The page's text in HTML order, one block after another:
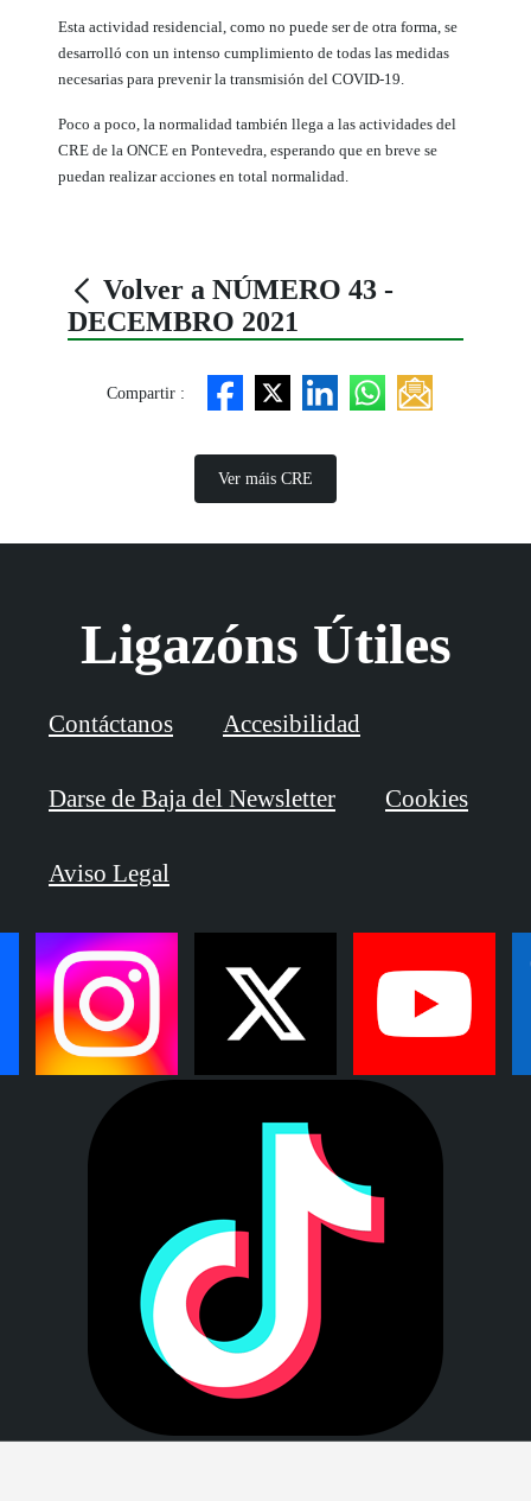
Esta actividad residencial, como no puede ser de otra forma, se
desarrolló con un intenso cumplimiento de todas las medidas
necesarias para prevenir la transmisión del COVID-19.
Poco a poco, la normalidad también llega a las actividades del
CRE de la ONCE en Pontevedra, esperando que en breve se
puedan realizar acciones en total normalidad.
Volver a NÚMERO 43 -
DECEMBRO 2021
Compartir :
Ver máis CRE
Ligazóns Útiles
Contáctanos Accesibilidad
Darse de Baja del Newsletter Cookies
Aviso Legal